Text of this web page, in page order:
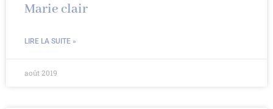
Marie clair
LIRE LA SUITE »
août 2019